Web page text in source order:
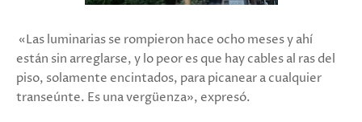
«Las luminarias se rompieron hace ocho meses y ahí
están sin arreglarse, y lo peor es que hay cables al ras del
piso, solamente encintados, para picanear a cualquier
transeúnte. Es una vergüenza», expresó.